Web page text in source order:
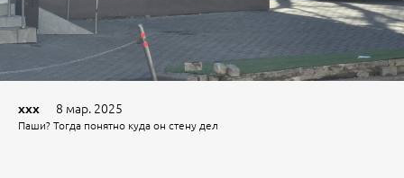
xxx 8 мар. 2025
Паши? Тогда понятно куда он стену дел